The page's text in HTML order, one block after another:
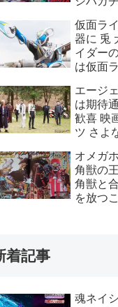
ピンチ
したぞ
仮面ラ
器に 兎
イダー
は仮面
タート
エージ
は期待
歓喜 映
ツ さよ
オメガ
角獣の
角獣と
を放つ
着記事
魂ネイ